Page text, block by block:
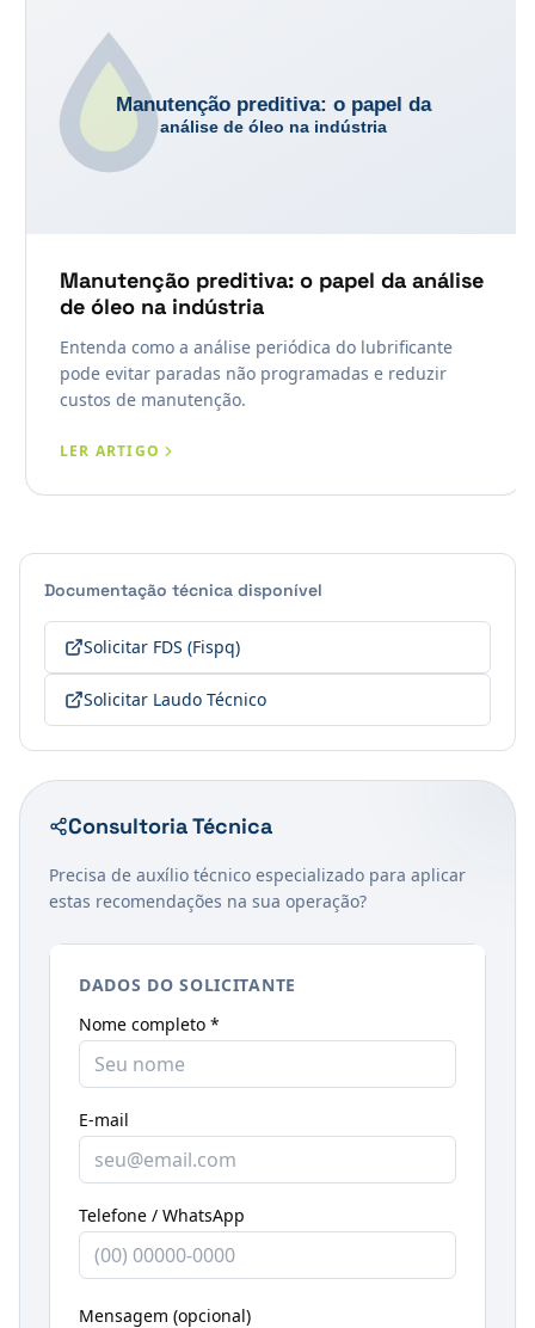
Manutenção preditiva: o papel da análise
de óleo na indústria
Entenda como a análise periódica do lubrificante
pode evitar paradas não programadas e reduzir
custos de manutenção.
LER ARTIGO
Documentação técnica disponível
Solicitar FDS (Fispq)
Solicitar Laudo Técnico
Consultoria Técnica
Precisa de auxílio técnico especializado para aplicar
estas recomendações na sua operação?
DADOS DO SOLICITANTE
Nome completo *
E-mail
Telefone / WhatsApp
Mensagem (opcional)